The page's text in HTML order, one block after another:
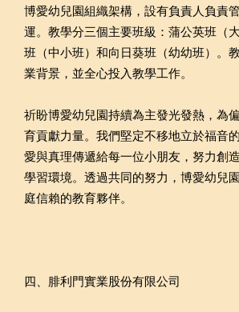
博愛幼兒園組織架構，設有負責人負責
運。教學分三個主要班級：蒲公英班（
班（中小班）和向日葵班（幼幼班）。
業背景，並全心投入教學工作。
祈盼博愛幼兒園持續為主發光發熱，為
育貢獻力量。我們堅定不移地立於福音
愛與真理傳遞給每一位小朋友，努力創
學習環境。透過共同的努力，博愛幼兒
庭信賴的教育夥伴。
四、腓利門實業股份有限公司